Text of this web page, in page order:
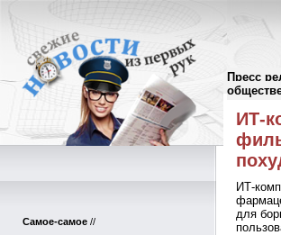
Пресс
Самое-самое //
Пресс-
ИТ-
ИТ-
для